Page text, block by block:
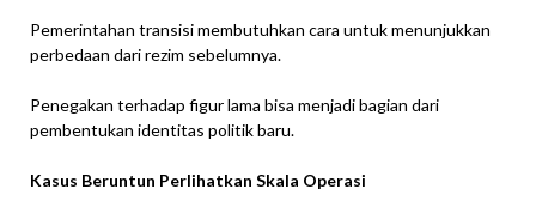
Pemerintahan transisi membutuhkan cara untuk menunjukkan
perbedaan dari rezim sebelumnya.
Penegakan terhadap figur lama bisa menjadi bagian dari
pembentukan identitas politik baru.
Kasus Beruntun Perlihatkan Skala Operasi